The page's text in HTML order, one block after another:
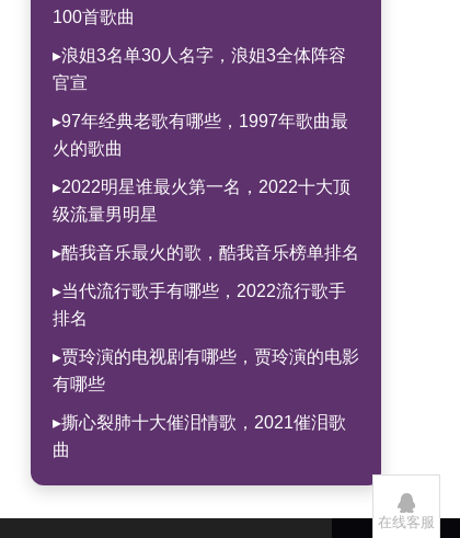
100首歌曲
▸浪姐3名单30人名字，浪姐3全体阵容
官宣
▸97年经典老歌有哪些，1997年歌曲最
火的歌曲
▸2022明星谁最火第一名，2022十大顶
级流量男明星
▸酷我音乐最火的歌，酷我音乐榜单排名
▸当代流行歌手有哪些，2022流行歌手
排名
▸贾玲演的电视剧有哪些，贾玲演的电影
有哪些
▸撕心裂肺十大催泪情歌，2021催泪歌
曲
在线客服